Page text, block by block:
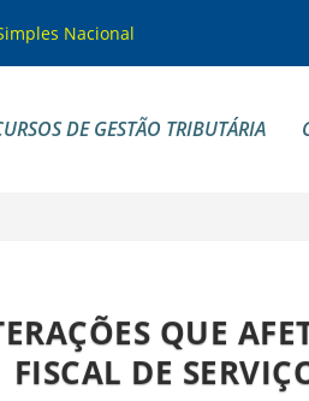
Nacional
DE GESTÃO TRIBUTÁRIA
QUE
FISCAL DE